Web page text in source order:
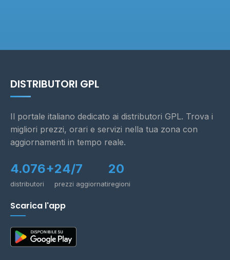
DISTRIBUTORI GPL
Il portale italiano dedicato ai distributori GPL. Trova i
migliori prezzi, orari e servizi nella tua zona con
aggiornamenti in tempo reale.
4.076+
distributori
24/7
prezzi aggiornati
20
regioni
Scarica l'app